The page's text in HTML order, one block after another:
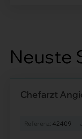
Neuste
Chefarzt
42409